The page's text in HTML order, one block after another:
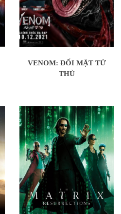
VENOM: ĐỐI MẶT TỬ
THÙ